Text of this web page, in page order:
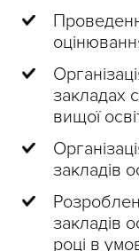
закладах
вищої
закладів
закладів
році в